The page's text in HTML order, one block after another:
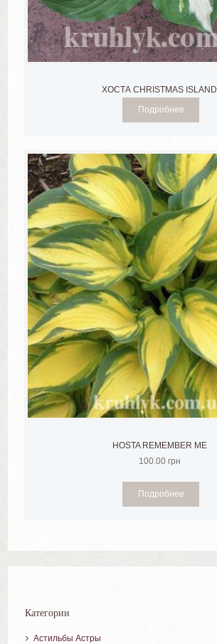
ХОСТА CHRISTMAS ISLAND
Подробнее
HOSTA REMEMBER ME
100.00 грн
Подробнее
Категории
Астильбы Астры